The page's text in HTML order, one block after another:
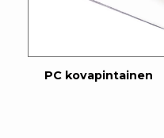
PC kovapintainen